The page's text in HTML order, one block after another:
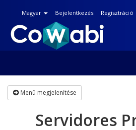
Magyar Bejelentkezés Regisztráció
Menü megjelenítése
Servidores